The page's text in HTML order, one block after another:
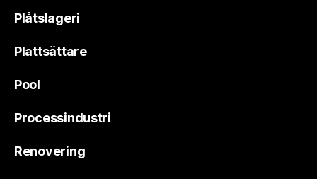
Plåtslageri
Plattsättare
Pool
Processindustri
Renovering